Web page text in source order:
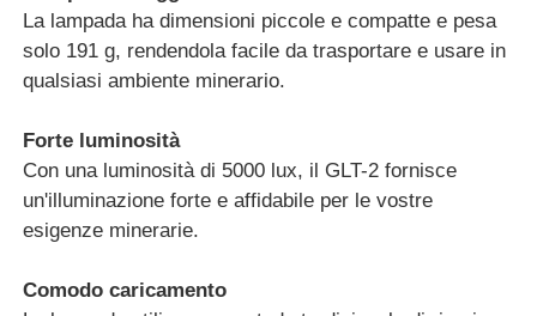
Lampada per la testa dei minatori
Lumiere a cappello duro per miniere
Lampada a prova di esplosione
Luce a striscia LED industriale
La lampada ha dimensioni piccole e compatte e pesa
solo 191 g, rendendola facile da trasportare e usare in
qualsiasi ambiente minerario.
Forte luminosità
Con una luminosità di 5000 lux, il GLT-2 fornisce
un'illuminazione forte e affidabile per le vostre
esigenze minerarie.
Comodo caricamento